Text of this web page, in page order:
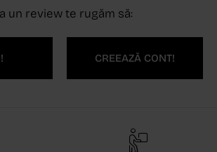
un review te rugăm să:
CREEAZĂ CONT!